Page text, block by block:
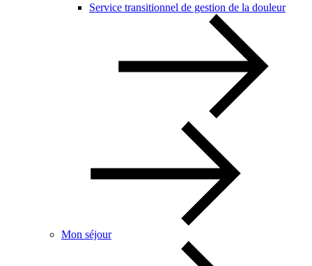
Service transitionnel de gestion de la douleur
Mon séjour